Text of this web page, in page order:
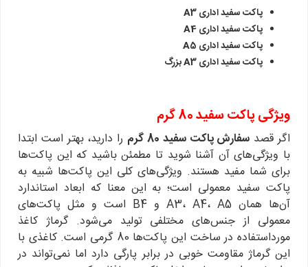
پاکت سفید اداری A3
پاکت سفید اداری A4
پاکت سفید اداری A5
پاکت سفید اداری A3 بزرگ
ویژگی‌ پاکت سفید 80 گرم
اگر قصد سفارش پاکت سفید 80 گرم
را دارید، بهتر است ابتدا
با ویژگی‌های آن آشنا شوید تا مطمئن باشید که این پاکت‌ها
برای شما مفید هستند. ویژگی‌های کلی این پاکت‌ها شبیه به
پاکت سفید معمولی است؛ به این معنا که ابعاد استاندارد
آن‌ها همان A3، A4، A5 و B4 است و مثل پاکت‌های
معمولی از جنس‌های مختلفی تولید می‌شود. گرماژ کاغذ
مورداستفاده در ساخت این پاکت‌ها 80 گرمی است. کاغذی با
این گرماژ مقاومت خوبی در برابر پارگی دارد اما نمی‌تواند در